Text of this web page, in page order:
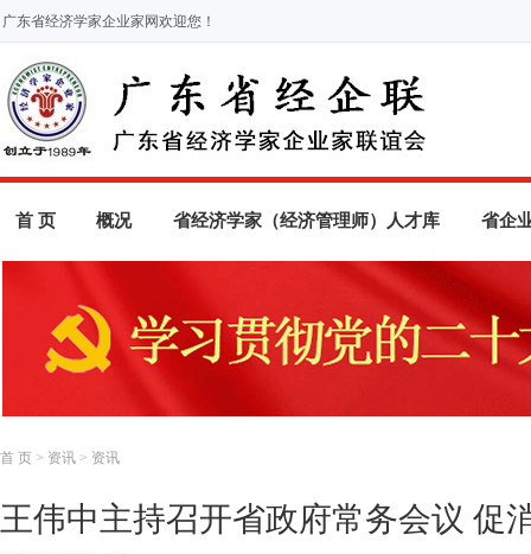
广东省经济学家企业家网欢迎您！
首 页 概况 省经济学家（经济管理师）人才库 省企
首 页 > 资讯 > 资讯
王伟中主持召开省政府常务会议 促